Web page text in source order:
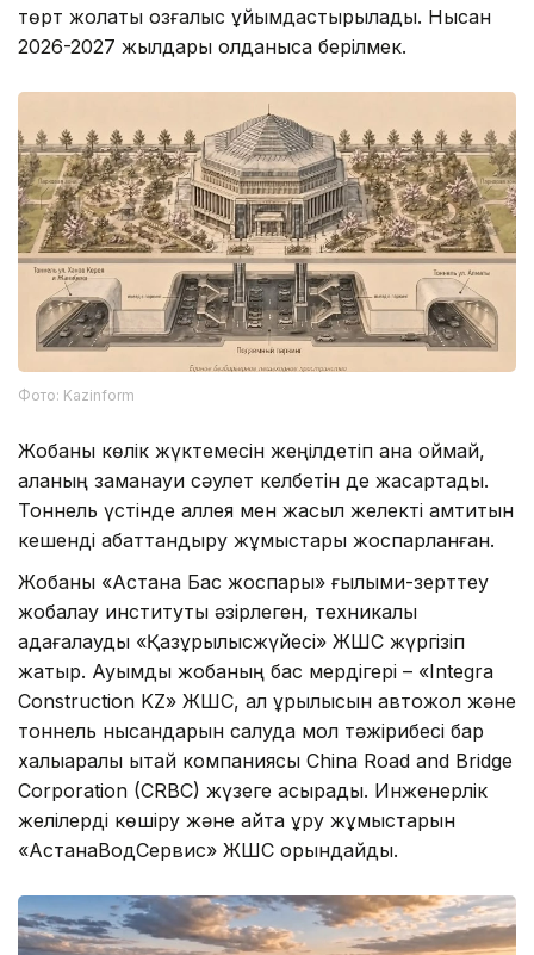
төрт жолақты қозғалыс ұйымдастырылады. Нысан
2026-2027 жылдары қолданысқа берілмек.
Фото: Kazinform
Жобаны көлік жүктемесін жеңілдетіп қана қоймай,
қаланың заманауи сәулет келбетін де жақсартады.
Тоннель үстінде аллея мен жасыл желекті қамтитын
кешенді абаттандыру жұмыстары жоспарланған.
Жобаны «Астана Бас жоспары» ғылыми-зерттеу
жобалау институты әзірлеген, техникалық
қадағалауды «Қазқұрылысжүйесі» ЖШС жүргізіп
жатыр. Ауқымды жобаның бас мердігері – «Integra
Construction KZ» ЖШС, ал құрылысын автожол және
тоннель нысандарын салуда мол тәжірибесі бар
халықаралық қытай компаниясы China Road and Bridge
Corporation (CRBC) жүзеге асырады. Инженерлік
желілерді көшіру және қайта құру жұмыстарын
«АстанаВодСервис» ЖШС орындайды.